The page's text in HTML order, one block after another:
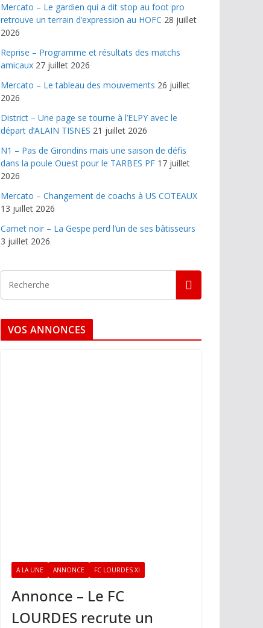
Mercato – Le gardien qui a dit stop au foot pro
retrouve un terrain d’expression au HOFC 28 juillet
2026
Reprise – Programme et résultats des matchs
amicaux 27 juillet 2026
Mercato – Le tableau des mouvements 26 juillet
2026
District – Une page se tourne à l’ELPY avec le
départ d’ALAIN TISNES 21 juillet 2026
N1 – Pas de Girondins mais une saison de défis
dans la poule Ouest pour le TARBES PF 17 juillet
2026
Mercato – Changement de coachs à US COTEAUX
13 juillet 2026
Carnet noir – La Gespe perd l’un de ses bâtisseurs
3 juillet 2026
VOS ANNONCES
A LA UNE ANNONCE FC LOURDES XI
Annonce – Le FC
LOURDES recrute un